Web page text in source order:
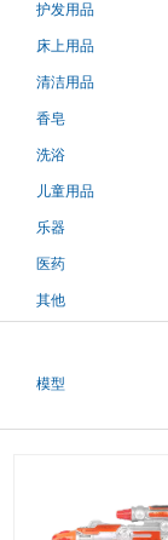
护发用品
床上用品
清洁用品
香皂
洗浴
儿童用品
乐器
医药
其他
模型